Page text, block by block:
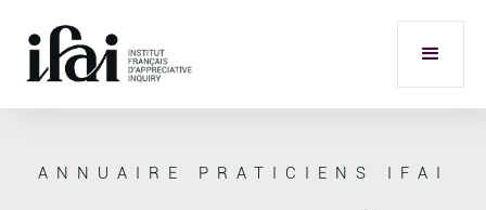
ANNUAIRE PRATICIENS IFAI